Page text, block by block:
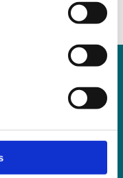
DE SERVICIOS
Login